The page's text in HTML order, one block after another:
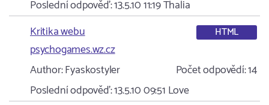
Poslední odpověď:13.5.10 11:19Thalia
Kritika webu
psychogames.wz.cz
HTML
Author:Fyaskostyler Počet odpovědí:14
Poslední odpověď:13.5.10 09:51 Love